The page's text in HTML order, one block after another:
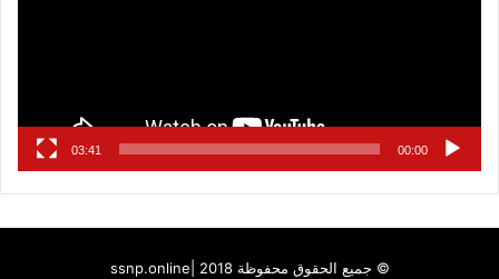
00:00
03:41
© جميع الحقوق محفوظة 2018 | ssnp.online